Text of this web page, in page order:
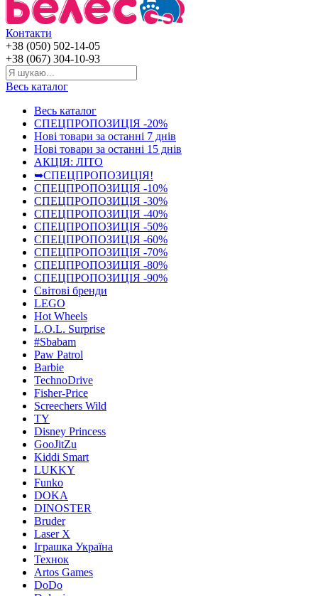
Контакти
+38 (050) 502-14-05
+38 (067) 304-10-93
Весь каталог
Весь каталог
СПЕЦПРОПОЗИЦІЯ -20%
Нові товари за останнi 7 днiв
Нові товари за останнi 15 днiв
АКЦІЯ: ЛІТО
➥СПЕЦПРОПОЗИЦІЯ!
СПЕЦПРОПОЗИЦІЯ -10%
СПЕЦПРОПОЗИЦІЯ -30%
СПЕЦПРОПОЗИЦІЯ -40%
СПЕЦПРОПОЗИЦІЯ -50%
СПЕЦПРОПОЗИЦІЯ -60%
СПЕЦПРОПОЗИЦІЯ -70%
СПЕЦПРОПОЗИЦІЯ -80%
СПЕЦПРОПОЗИЦІЯ -90%
Світові бренди
LEGO
Hot Wheels
L.O.L. Surprise
#Sbabam
Paw Patrol
Barbie
TechnoDrive
Fisher-Price
Screechers Wild
TY
Disney Princess
GooJitZu
Kiddi Smart
LUKKY
Funko
DOKA
DINOSTER
Bruder
Laser X
Іграшка Україна
Технок
Artos Games
DoDo